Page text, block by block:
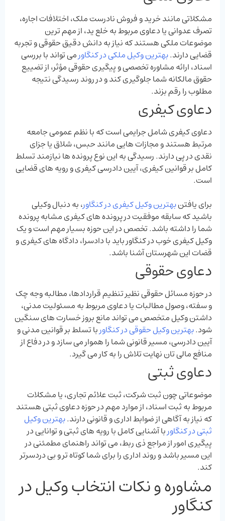
مشکلاتی مانند خرید و فروش نادرست ملک، اختلافات اجاره،
تصرف عدوانی یا دعاوی مربوط به خلع ید، از مهم ‌ترین
موضوعات ملکی هستند که نیاز به دانش دقیق حقوقی و تجربه
قضایی دارند.بهترین وکیل ملکی در کنگاورمی‌ تواند با بررسی
اسناد، ارائه مشاوره تخصصی و پیگیری حقوقی مؤثر، از تضییع
حقوق مالکانه شما جلوگیری کند و در روند رسیدگی نتیجه
مطلوب را رقم بزند.
دعاوی کیفری
دعاوی کیفری شامل جرایمی است که با نظم عمومی جامعه
مرتبط هستند و مجازات ‌هایی مانند حبس، شلاق یا جزای
نقدی در پی دارند. رسیدگی به این نوع پرونده‌ ها نیازمند تسلط
کامل بر قوانین کیفری، آیین دادرسی کیفری و رویه ‌های قضایی
است.
برای یافتنبهترین وکیل کیفری در کنگاور، به دنبال وکیلی
باشید که سابقه موفقیت در پرونده‌ های کیفری مشابه پرونده
شما را داشته باشد. تخصص در این حوزه بسیار مهم است و یک
وکیل کیفری خوب در کنگاور باید با دادسرا، دادگاه ‌های کیفری و
قضات این شهرستان آشنا باشد.
دعاوی حقوقی
در حوزه مسائل حقوقی نظیر تنظیم قراردادها، مطالبه وجه چک
و سفته، وصول مطالبات یا دعاوی مربوط به مسئولیت مدنی،
داشتن وکیل متخصص می‌ تواند مانع بروز خسارت‌ های سنگین
شود.بهترین وکیل حقوقی در کنگاوربا تسلط بر قوانین مدنی و
آیین دادرسی، مسیر قانونی شما را هموار می ‌سازد و در دفاع از
منافع مالی‌ تان نهایت تلاش را به کار می ‌گیرد.
دعاوی ثبتی
موضوعاتی چون ثبت شرکت، ثبت علائم تجاری، یا مشکلات
مربوط به ثبت اسناد، از موارد مهم در حوزه دعاوی ثبتی هستند
که نیاز به آگاهی از ضوابط اداری و قانونی دارند.بهترین وکیل
ثبتی در کنگاوربا آشنایی کامل با رویه‌ های ثبتی و توانایی در
پیگیری امور از مراجع ذی ‌ربط، می ‌تواند راهنمای مطمئنی در
این مسیر باشد و روند اداری را برای شما کوتاه ‌تر و بی‌ دردسرتر
کند.
مشاوره و نکات انتخاب وکیل در
کنگاور